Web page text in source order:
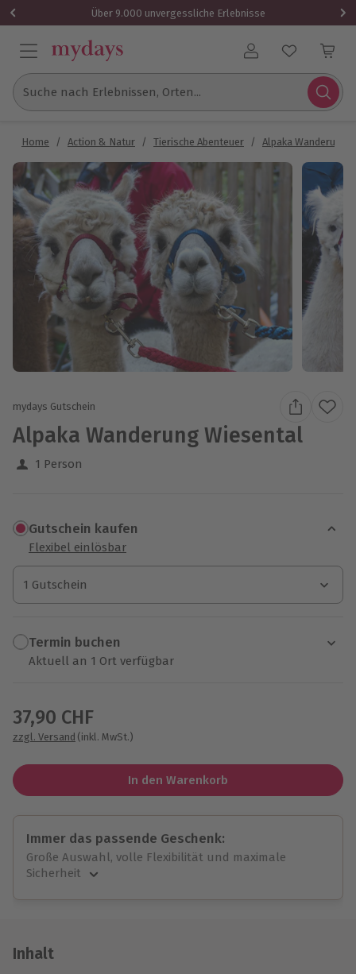
Über 9.000 unvergessliche Erlebnisse
Benutzerkonto
Suche nach Erlebnissen, Orten...
Home / Action & Natur / Tierische Abenteuer / Alpaka Wanderung
mydays Gutschein
Alpaka Wanderung Wiesental
1 Person
Gutschein kaufen
Flexibel einlösbar
1 Gutschein
1 Gutschein
1 Gutschein
Termin buchen
Aktuell an 1 Ort verfügbar
37,90 CHF
zzgl. Versand (inkl. MwSt.)
In den Warenkorb
Immer das passende Geschenk:
Große Auswahl, volle Flexibilität und maximale
Sicherheit
Jeder Gutschein für alle Erlebnisse einlösbar.
Inhalt